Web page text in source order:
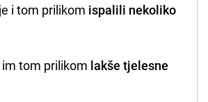
i tom prilikom ispalili nekoliko
tom prilikom lakše tjelesne